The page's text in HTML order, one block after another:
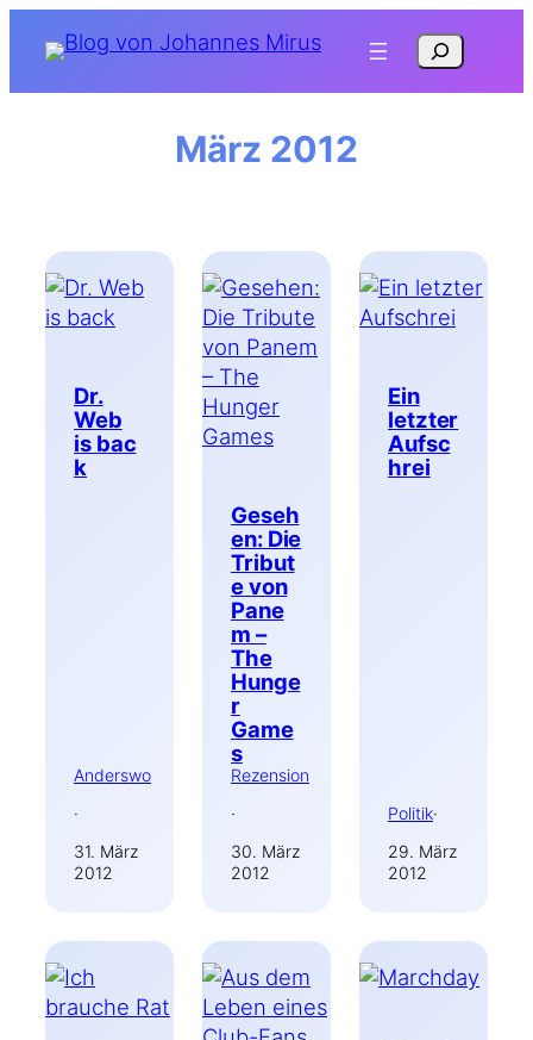
Inhalt
Suchen
März 2012
Dr.
Web
is bac
k
Anderswo
·
31. März
2012
Geseh
en: Die
Tribut
e von
Pane
m –
The
Hunge
r
Game
s
Rezension
·
30. März
2012
Ein
letzter
Aufsc
hrei
Politik·
29. März
2012